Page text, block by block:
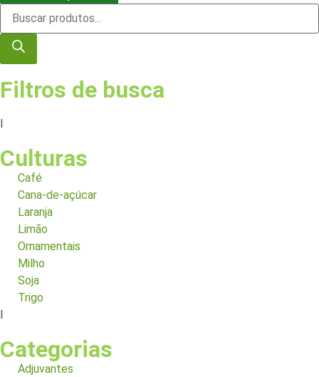
Filtros de busca
Culturas
Café
Cana-de-açúcar
Laranja
Limão
Ornamentais
Milho
Soja
Trigo
Categorias
Adjuvantes